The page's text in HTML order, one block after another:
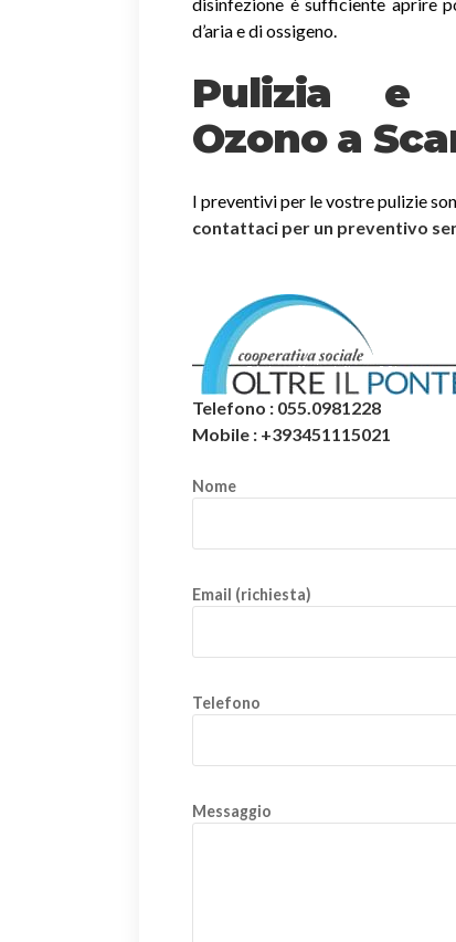
d’aria e di ossigeno.
Pulizia e
Ozono a
I preventivi per le vostre pulizie
contattaci per un preventivo
Telefono : 055.0981228
Mobile : +393451115021
Nome
Email (richiesta)
Telefono
Messaggio